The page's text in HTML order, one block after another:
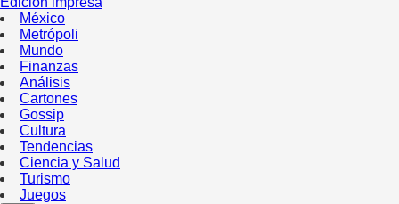
México
Metrópoli
Mundo
Finanzas
Análisis
Cartones
Gossip
Cultura
Tendencias
Ciencia y Salud
Turismo
Juegos